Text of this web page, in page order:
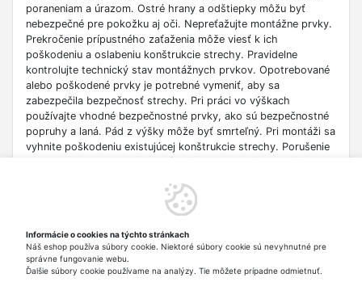
poraneniam a úrazom. Ostré hrany a odštiepky môžu byť
nebezpečné pre pokožku aj oči. Nepreťažujte montážne prvky.
Prekročenie prípustného zaťaženia môže viesť k ich
poškodeniu a oslabeniu konštrukcie strechy. Pravidelne
kontrolujte technický stav montážnych prvkov. Opotrebované
alebo poškodené prvky je potrebné vymeniť, aby sa
zabezpečila bezpečnosť strechy. Pri práci vo výškach
používajte vhodné bezpečnostné prvky, ako sú bezpečnostné
popruhy a laná. Pád z výšky môže byť smrteľný. Pri montáži sa
vyhnite poškodeniu existujúcej konštrukcie strechy. Porušenie
mimo dosahu detí a zvierat. Nesprávne skladovanie môže viesť
ku korózii a strate vlastností. Opotrebované montážne prvky
môže poškodiť životné prostredie. Vyhnite sa montáži za zlých
poveternostných podmienok, ako je silný vietor alebo dážď.
Tieto podmienky môžu sťažiť prácu a zvýšiť riziko nehody.
Informácie o cookies na týchto stránkach
Náš eshop používa súbory cookie. Niektoré súbory cookie sú nevyhnutné pre
správne fungovanie webu.
Ďalšie súbory cookie používame na analýzy. Tie môžete prípadne odmietnuť.